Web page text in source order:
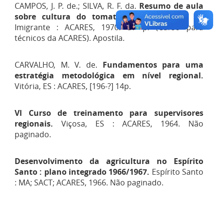
CAMPOS, J. P. de.; SILVA, R. F. da. Resumo de aula
sobre cultura do tomateiro.Venda Nova do
Imigrante : ACARES, 1970. 37 p. (Curso para
técnicos da ACARES). Apostila.
CARVALHO, M. V. de. Fundamentos para uma
estratégia metodológica em nível regional.
Vitória, ES : ACARES, [196-?] 14p.
VI Curso de treinamento para supervisores
regionais. Viçosa, ES : ACARES, 1964. Não
paginado.
Desenvolvimento da agricultura no Espírito
Santo : plano integrado 1966/1967. Espírito Santo
: MA; SACT; ACARES, 1966. Não paginado.